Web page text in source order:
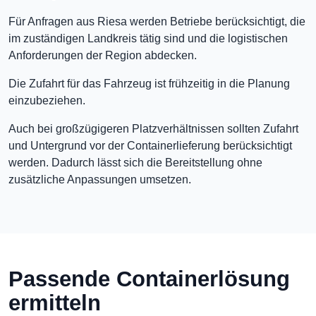
Für Anfragen aus Riesa werden Betriebe berücksichtigt, die
im zuständigen Landkreis tätig sind und die logistischen
Anforderungen der Region abdecken.
Die Zufahrt für das Fahrzeug ist frühzeitig in die Planung
einzubeziehen.
Auch bei großzügigeren Platzverhältnissen sollten Zufahrt
und Untergrund vor der Containerlieferung berücksichtigt
werden. Dadurch lässt sich die Bereitstellung ohne
zusätzliche Anpassungen umsetzen.
Passende Containerlösung
ermitteln